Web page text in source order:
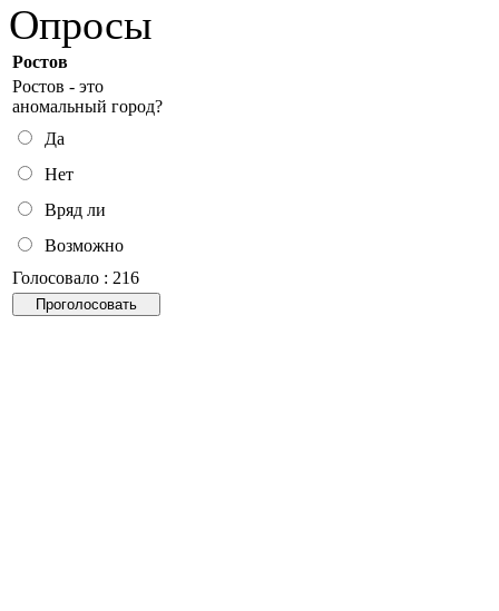
Опросы
Ростов
Ростов - это
аномальный город?
Да
Нет
Вряд ли
Возможно
Голосовало : 216